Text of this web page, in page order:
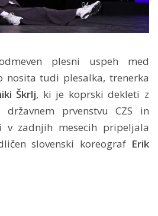
plesni uspeh med
nosita tudi plesalka, trenerka
Škrlj, ki je koprski dekleti z
prvenstvu CZS in
v zadnjih mesecih pripeljala
slovenski koreograf Erik